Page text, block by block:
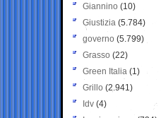
Giannino (10)
Giustizia (5.784)
governo (5.799)
Grasso (22)
Green Italia (1)
Grillo (2.941)
Idv (4)